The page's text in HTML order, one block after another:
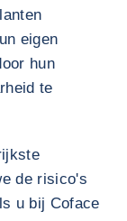
eigen
hun
te
de risico's
u bij Coface